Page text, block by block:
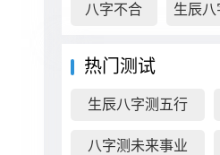
八字不合 生辰八
热门测试
生辰八字测五行
八字测未来事业